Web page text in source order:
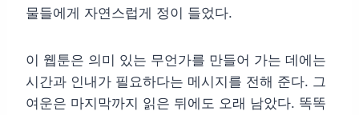
물들에게 자연스럽게 정이 들었다.
이 웹툰은 의미 있는 무언가를 만들어 가는 데에는
시간과 인내가 필요하다는 메시지를 전해 준다. 그
여운은 마지막까지 읽은 뒤에도 오래 남았다. 똑똑